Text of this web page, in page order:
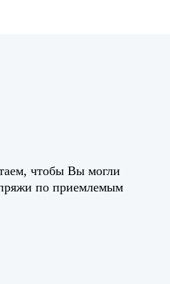
чтобы Вы могли
пряжи по приемлемым